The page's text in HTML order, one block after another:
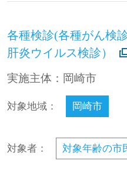
各種検診(各種がん検
肝炎ウイルス検診）
実施主体：岡崎市
対象地域： 岡崎市
対象者： 対象年齢の市